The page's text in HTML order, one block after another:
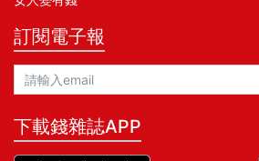
訂閱電子報
下載錢雜誌APP